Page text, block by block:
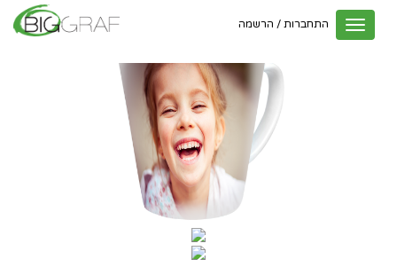
התחברות / הרשמהToggle
navigation